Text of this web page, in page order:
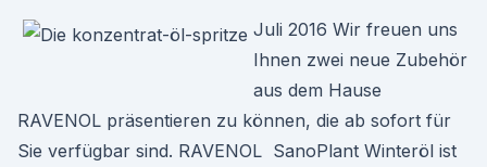
Juli 2016 Wir freuen uns
Ihnen zwei neue Zubehör
aus dem Hause
RAVENOL präsentieren zu können, die ab sofort für
Sie verfügbar sind. RAVENOL SanoPlant Winteröl ist